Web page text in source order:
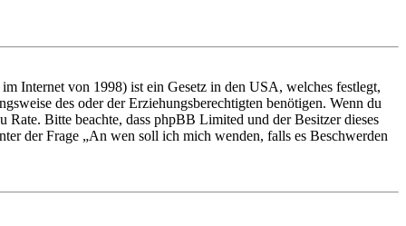
Internet von 1998) ist ein Gesetz in den USA, welches festlegt,
des oder der Erziehungsberechtigten benötigen. Wenn du
Bitte beachte, dass phpBB Limited und der Besitzer dieses
der Frage „An wen soll ich mich wenden, falls es Beschwerden